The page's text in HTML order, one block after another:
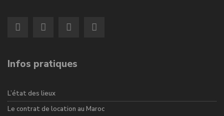
Infos pratiques
L’état des lieux
Le contrat de location au Maroc